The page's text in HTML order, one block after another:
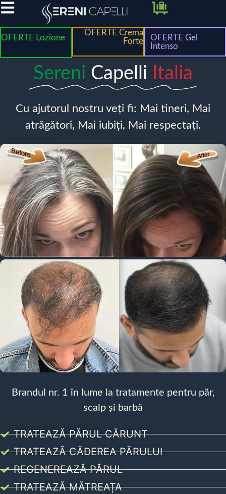
OFERTE Lozione
OFERTE Crema
Forte
OFERTE Gel
Intenso
Sereni Capelli Italia
Cu ajutorul nostru veți fi: Mai tineri, Mai
atrăgători, Mai iubiți, Mai respectați.
Brandul nr. 1 în lume la tratamente pentru păr,
scalp și barbă
TRATEAZĂ PĂRUL CĂRUNT
TRATEAZĂ CĂDEREA PĂRULUI
REGENEREAZĂ PĂRUL
TRATEAZĂ MĂTREAȚA